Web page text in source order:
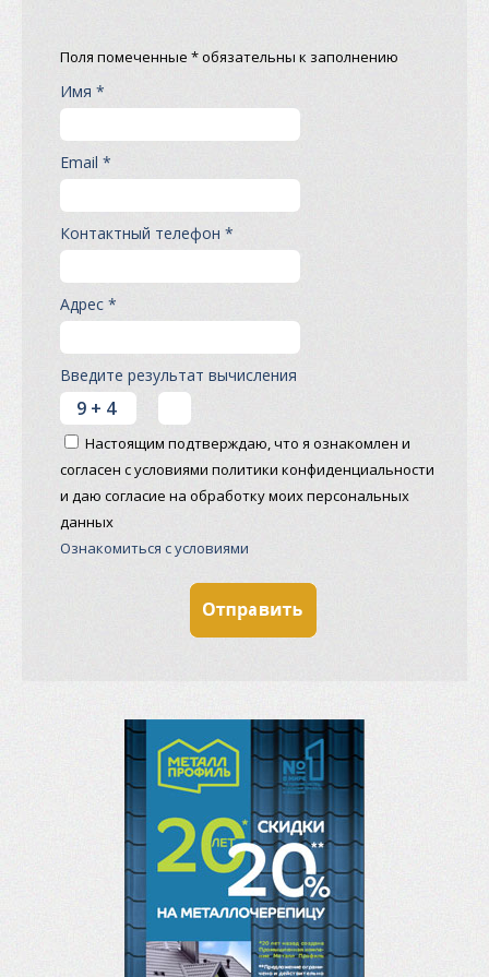
Поля помеченные * обязательны к заполнению
Имя *
Email *
Контактный телефон *
Адрес *
Введите результат вычисления
Настоящим подтверждаю, что я ознакомлен и
согласен с условиями политики конфиденциальности
и даю согласие на обработку моих персональных
данных
Ознакомиться с условиями